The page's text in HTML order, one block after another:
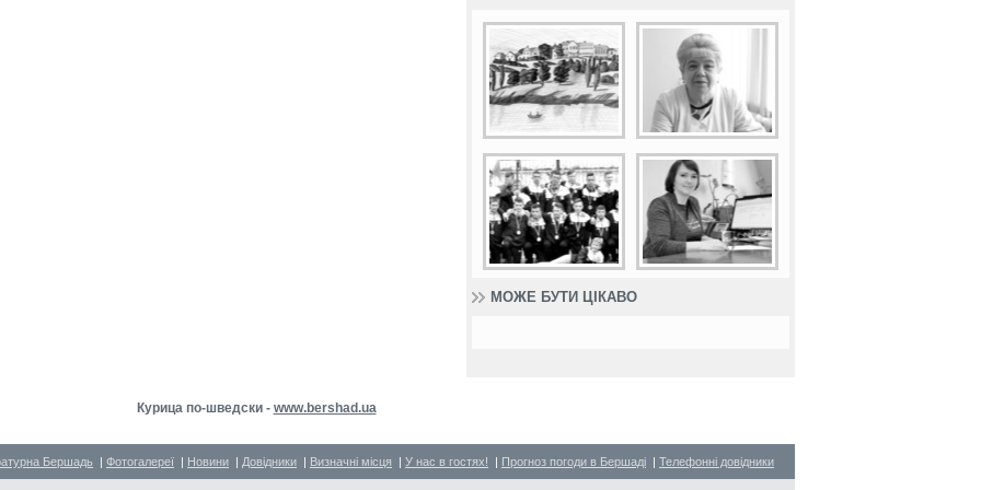
МОЖЕ БУТИ ЦІКАВО
Курица по-шведски - www.bershad.ua
Бершадь | Фотогалереї | Новини | Довідники | Визначні місця | У нас в гостях! | Прогноз погоди в Бершаді | Телефонні довідники